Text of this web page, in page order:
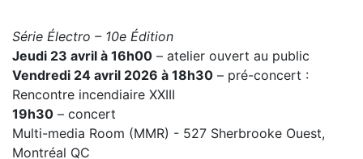
Série Électro – 10e Édition
Jeudi 23 avril à 16h00 – atelier ouvert au public
Vendredi 24 avril 2026 à 18h30 – pré-concert :
Rencontre incendiaire XXIII
19h30 – concert
Multi-media Room (MMR) - 527 Sherbrooke Ouest,
Montréal QC